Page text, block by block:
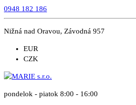
0948 182 186
Nižná nad Oravou, Závodná 957
EUR
CZK
pondelok - piatok 8:00 - 16:00